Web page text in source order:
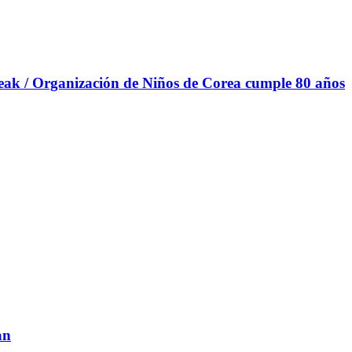
/ Organización de Niños de Corea cumple 80 años